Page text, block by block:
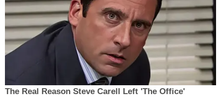
The Real Reason Steve Carell Left 'The Office'